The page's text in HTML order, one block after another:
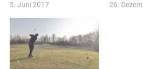
5. Juni 2017
26.